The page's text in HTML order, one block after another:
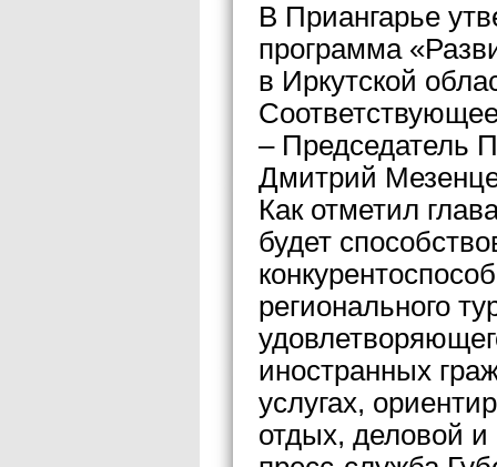
В Приангарье
программа
в Иркутской
– Председатель
Дмитрий
Как отметил
будет
регионального
иностранных
услугах,
отдых, деловой